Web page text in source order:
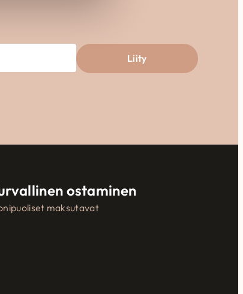
Liity
ostaminen
maksutavat